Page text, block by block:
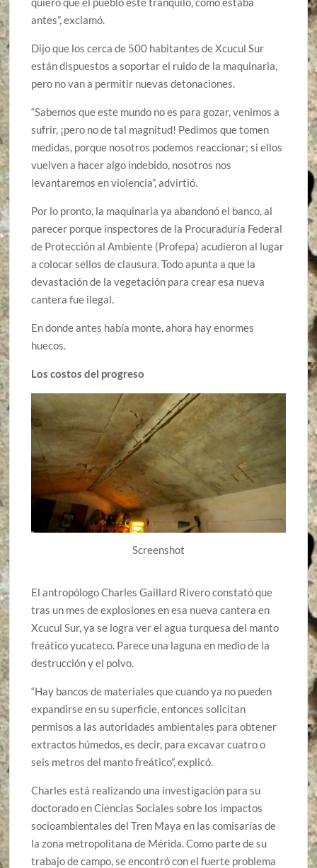
antes”, exclamó.
Dijo que los cerca de 500 habitantes de Xcucul Sur
están dispuestos a soportar el ruido de la maquinaria,
pero no van a permitir nuevas detonaciones.
“Sabemos que este mundo no es para gozar, venimos a
sufrir, ¡pero no de tal magnitud! Pedimos que tomen
medidas, porque nosotros podemos reaccionar; si ellos
vuelven a hacer algo indebido, nosotros nos
levantaremos en violencia”, advirtió.
Por lo pronto, la maquinaria ya abandonó el banco, al
parecer porque inspectores de la Procuraduría Federal
de Protección al Ambiente (Profepa) acudieron al lugar
a colocar sellos de clausura. Todo apunta a que la
devastación de la vegetación para crear esa nueva
cantera fue ilegal.
En donde antes había monte, ahora hay enormes
huecos.
Los costos del progreso
Screenshot
El antropólogo Charles Gaillard Rivero constató que
tras un mes de explosiones en esa nueva cantera en
Xcucul Sur, ya se logra ver el agua turquesa del manto
freático yucateco. Parece una laguna en medio de la
destrucción y el polvo.
“Hay bancos de materiales que cuando ya no pueden
expandirse en su superficie, entonces solicitan
permisos a las autoridades ambientales para obtener
extractos húmedos, es decir, para excavar cuatro o
seis metros del manto freático”, explicó.
Charles está realizando una investigación para su
doctorado en Ciencias Sociales sobre los impactos
socioambientales del Tren Maya en las comisarías de
la zona metropolitana de Mérida. Como parte de su
trabajo de campo, se encontró con el fuerte problema